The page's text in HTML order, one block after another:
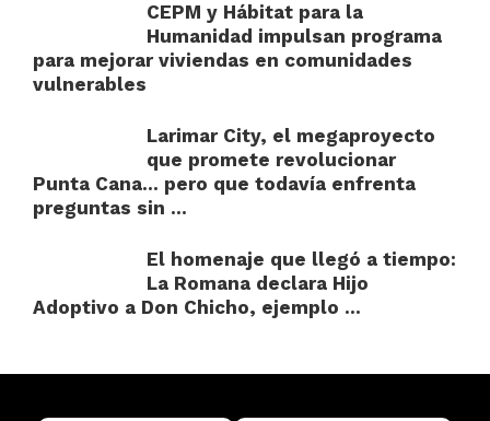
CEPM y Hábitat para la
Humanidad impulsan programa
para mejorar viviendas en comunidades
vulnerables
Larimar City, el megaproyecto
que promete revolucionar
Punta Cana… pero que todavía enfrenta
preguntas sin ...
El homenaje que llegó a tiempo:
La Romana declara Hijo
Adoptivo a Don Chicho, ejemplo ...